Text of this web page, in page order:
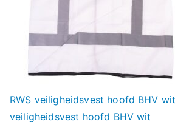
RWS veiligheidsvest hoofd BHV
veiligheidsvest hoofd BHV wit